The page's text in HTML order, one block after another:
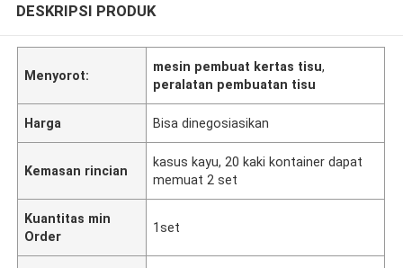
DESKRIPSI PRODUK
Menyorot:
mesin pembuat kertas tisu,
peralatan pembuatan tisu
Harga Bisa dinegosiasikan
Kemasan rincian
kasus kayu, 20 kaki kontainer dapat
memuat 2 set
Kuantitas min
Order
1set